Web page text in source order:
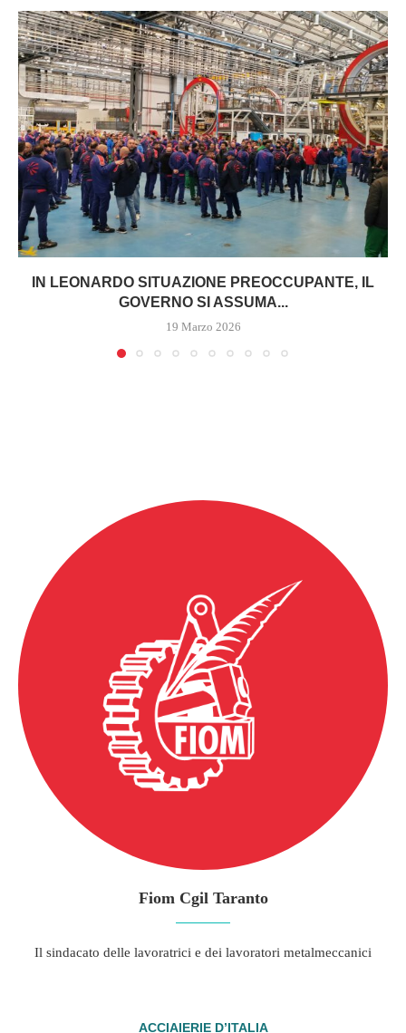
IN LEONARDO SITUAZIONE PREOCCUPANTE, IL
GOVERNO SI ASSUMA...
19 Marzo 2026
Fiom Cgil Taranto
Il sindacato delle lavoratrici e dei lavoratori metalmeccanici
ACCIAIERIE D’ITALIA